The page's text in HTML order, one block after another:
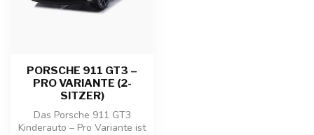
PORSCHE 911 GT3 –
PRO VARIANTE (2-
SITZER)
Das Porsche 911 GT3
Kinderauto – Pro Variante ist